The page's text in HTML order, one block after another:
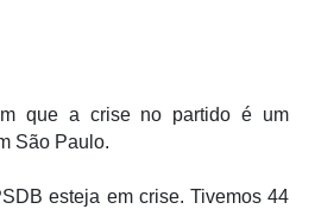
que a crise no partido é um
São Paulo.
esteja em crise. Tivemos 44